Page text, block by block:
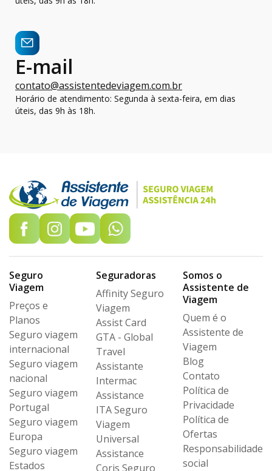
E-mail
contato@assistentedeviagem.com.br
Horário de atendimento: Segunda à sexta-feira, em dias
úteis, das 9h às 18h.
Seguro
Viagem
Preços e
Planos
Seguro viagem
internacional
Seguro viagem
nacional
Seguro viagem
Portugal
Seguro viagem
Europa
Seguro viagem
Estados
Seguradoras
Affinity Seguro
Viagem
Assist Card
GTA - Global
Travel
Assistante
Intermac
Assistance
ITA Seguro
Viagem
Universal
Assistance
Coris Seguro
Somos o
Assistente de
Viagem
Quem é o
Assistente de
Viagem
Blog
Contato
Política de
Privacidade
Política de
Ofertas
Responsabilidade
social